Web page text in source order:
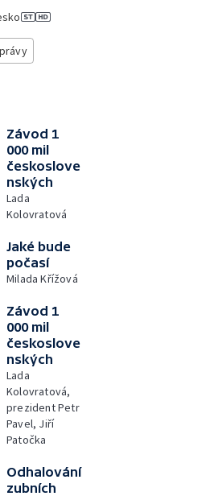
Závod 1
000 mil
českoslove
nských
Lada
Kolovratová
Jaké bude
počasí
Milada Křížová
Závod 1
000 mil
českoslove
nských
Lada
Kolovratová,
prezident Petr
Pavel, Jiří
Patočka
Odhalování
zubních